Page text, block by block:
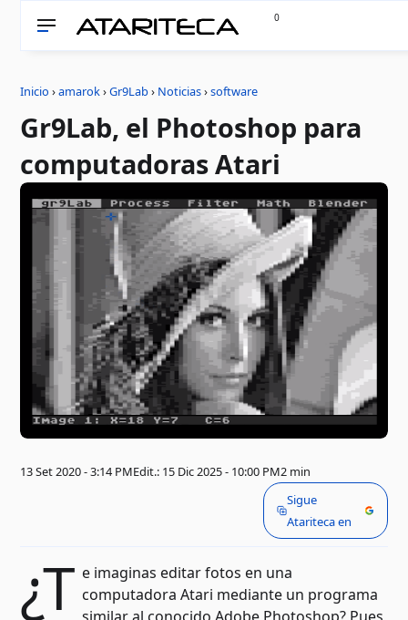
0
Inicio ›amarok›Gr9Lab› Noticias›software
Gr9Lab, el Photoshop para
computadoras Atari
13 Set 2020 - 3:14 PMEdit.: 15 Dic 2025 - 10:00 PM2 min
Sigue
Atariteca en
¿T e imaginas editar fotos en una
computadora Atari mediante un programa